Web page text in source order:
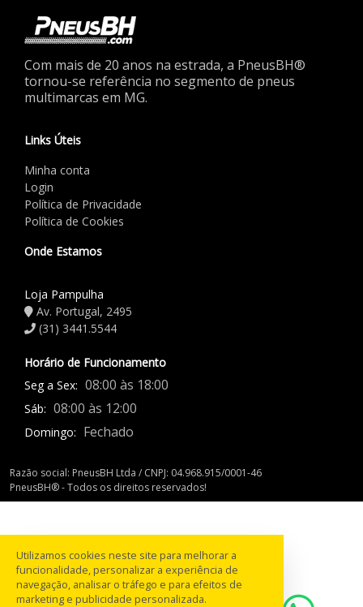
Com mais de 20 anos na estrada, a PneusBH®
tornou-se referência no segmento de pneus
multimarcas em MG.
Links Úteis
Minha conta
Login
Política de Privacidade
Política de Cookies
Onde Estamos
Loja Pampulha
Av. Portugal, 2495
(31) 3441.5544
Horário de Funcionamento
Seg a Sex: 08:00 às 18:00
Sáb: 08:00 às 12:00
Domingo: Fechado
Razão social: PneusBH Ltda / CNPJ: 04.968.915/0001-46
PneusBH® - Todos os direitos reservados!
Utilizamos cookies neste site para melhorar a
funcionalidade, personalizar a experiência de
navegação, analisar o tráfego e para efeitos de
marketing e publicidade personalizada.